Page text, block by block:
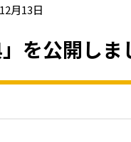
月13日
」を公開しま